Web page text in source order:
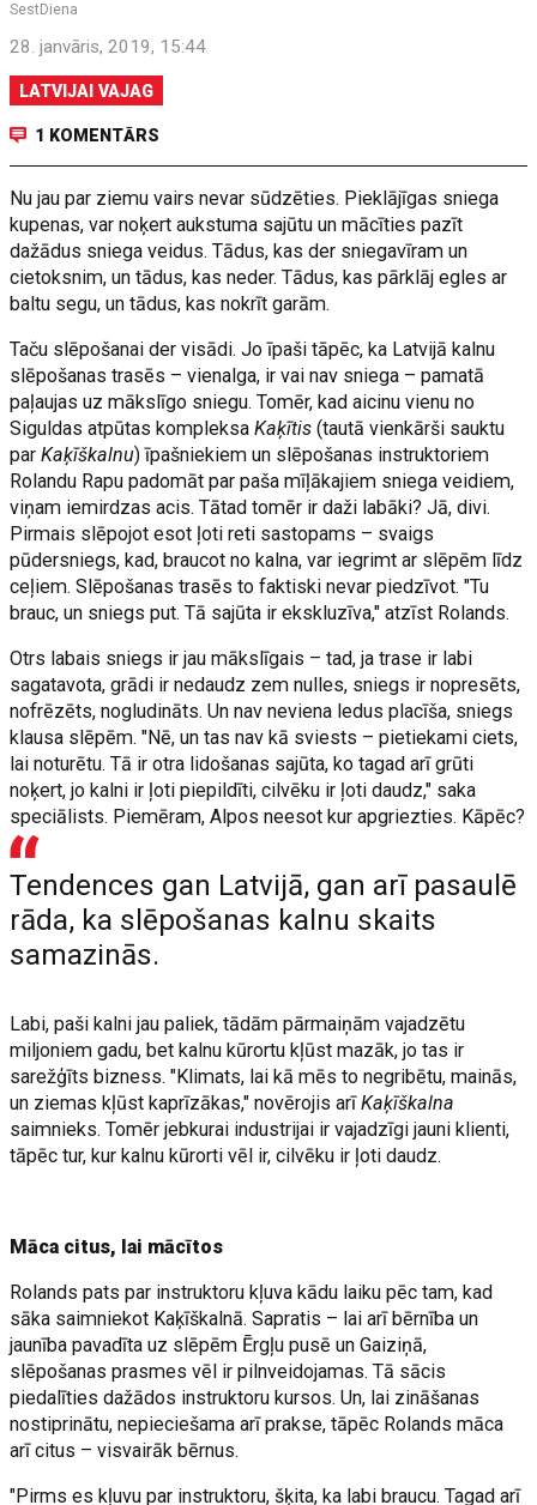
SestDiena
28. janvāris, 2019, 15:44
LATVIJAI VAJAG
1 KOMENTĀRS
Nu jau par ziemu vairs nevar sūdzēties. Pieklājīgas sniega
kupenas, var noķert aukstuma sajūtu un mācīties pazīt
dažādus sniega veidus. Tādus, kas der sniegavīram un
cietoksnim, un tādus, kas neder. Tādus, kas pārklāj egles ar
baltu segu, un tādus, kas nokrīt garām.
Taču slēpošanai der visādi. Jo īpaši tāpēc, ka Latvijā kalnu
slēpošanas trasēs – vienalga, ir vai nav sniega – pamatā
paļaujas uz mākslīgo sniegu. Tomēr, kad aicinu vienu no
Siguldas atpūtas kompleksaKaķītis (tautā vienkārši sauktu
parKaķīškalnu) īpašniekiem un slēpošanas instruktoriem
Rolandu Rapu padomāt par paša mīļākajiem sniega veidiem,
viņam iemirdzas acis. Tātad tomēr ir daži labāki? Jā, divi.
Pirmais slēpojot esot ļoti reti sastopams – svaigs
pūdersniegs, kad, braucot no kalna, var iegrimt ar slēpēm līdz
ceļiem. Slēpošanas trasēs to faktiski nevar piedzīvot. "Tu
brauc, un sniegs put. Tā sajūta ir ekskluzīva," atzīst Rolands.
Otrs labais sniegs ir jau mākslīgais – tad, ja trase ir labi
sagatavota, grādi ir nedaudz zem nulles, sniegs ir nopresēts,
nofrēzēts, nogludināts. Un nav neviena ledus placīša, sniegs
klausa slēpēm. "Nē, un tas nav kā sviests – pietiekami ciets,
lai noturētu. Tā ir otra lidošanas sajūta, ko tagad arī grūti
noķert, jo kalni ir ļoti piepildīti, cilvēku ir ļoti daudz," saka
speciālists. Piemēram, Alpos neesot kur apgriezties. Kāpēc?
Tendences gan Latvijā, gan arī pasaulē
rāda, ka slēpošanas kalnu skaits
samazinās.
Labi, paši kalni jau paliek, tādām pārmaiņām vajadzētu
miljoniem gadu, bet kalnu kūrortu kļūst mazāk, jo tas ir
sarežģīts bizness. "Klimats, lai kā mēs to negribētu, mainās,
un ziemas kļūst kaprīzākas," novērojis arīKaķīškalna
saimnieks. Tomēr jebkurai industrijai ir vajadzīgi jauni klienti,
tāpēc tur, kur kalnu kūrorti vēl ir, cilvēku ir ļoti daudz.
Māca citus, lai mācītos
Rolands pats par instruktoru kļuva kādu laiku pēc tam, kad
sāka saimniekot Kaķīškalnā. Sapratis – lai arī bērnība un
jaunība pavadīta uz slēpēm Ērgļu pusē un Gaiziņā,
slēpošanas prasmes vēl ir pilnveidojamas. Tā sācis
piedalīties dažādos instruktoru kursos. Un, lai zināšanas
nostiprinātu, nepieciešama arī prakse, tāpēc Rolands māca
arī citus – visvairāk bērnus.
"Pirms es kļuvu par instruktoru, šķita, ka labi braucu. Tagad arī